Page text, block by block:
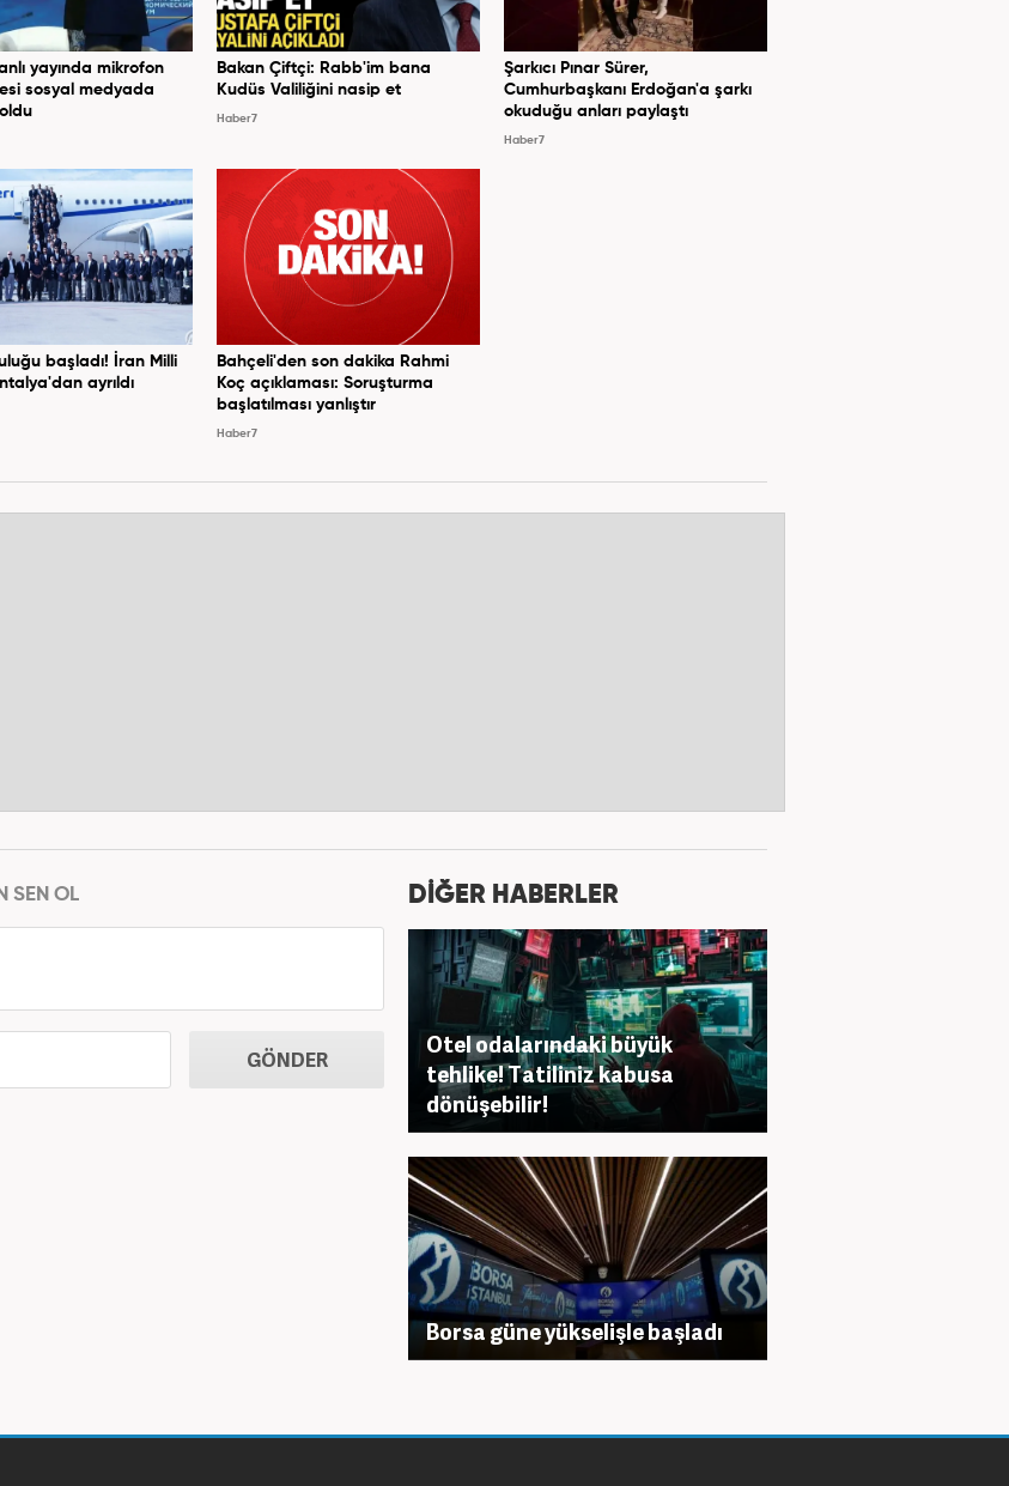
yayında mikrofon
sosyal medyada
Bakan Çiftçi: Rabb'im bana
Kudüs Valiliğini nasip et
Haber7
Şarkıcı Pınar Sürer,
Cumhurbaşkanı Erdoğan'a şarkı
okuduğu anları paylaştı
Haber7
başladı! İran Milli
ayrıldı
Bahçeli'den son dakika Rahmi
Koç açıklaması: Soruşturma
başlatılması yanlıştır
Haber7
SEN OL
GÖNDER
DİĞER HABERLER
Otel odalarındaki büyük
tehlike! Tatiliniz kabusa
dönüşebilir!
Borsa güne yükselişle başladı